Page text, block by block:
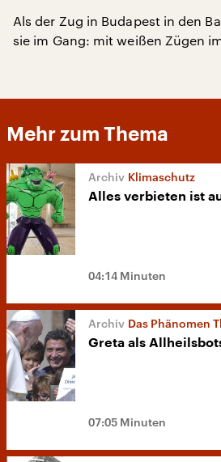
Als der Zug in Budapest in den
sie im Gang: mit weißen Zügen
Mehr zum Thema
Klimaschutz
Alles verbieten ist
04:14 Minuten
Das Phänomen
Greta als
07:05 Minuten